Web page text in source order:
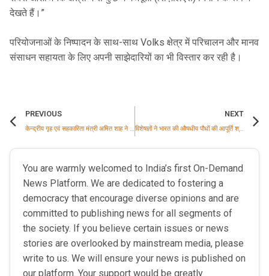
देखते हैं।”
परियोजनाओं के निष्पादन के साथ-साथ Volks क्षेत्र में परिचालन और मानव
संसाधन सहायता के लिए अपनी साझेदारियों का भी विस्तार कर रही है।
PREVIOUS
केन्द्रीय गृह एवं सहकारिता मंत्री अमित शाह ने राजमाता जीजाबाई जी की जयंती पर उन्हें श्रद्धापूर्वक नमन किया
NEXT
विशेषज्ञों ने भारत की औषधीय पौधों की आपूर्ति श्रृंखला को सुदृढ़ करने के लिए एआई-सक्षम फार्म-गेट गुणवत्ता और ट्रेसबिलिटी की आवश्यकता पर जोर दिया
You are warmly welcomed to India’s first On-Demand
News Platform. We are dedicated to fostering a
democracy that encourage diverse opinions and are
committed to publishing news for all segments of
the society. If you believe certain issues or news
stories are overlooked by mainstream media, please
write to us. We will ensure your news is published on
our platform. Your support would be greatly